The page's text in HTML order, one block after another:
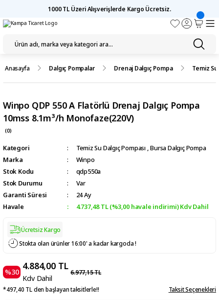
1000 TL Üzeri Alışverişlerde Kargo Ücretsiz.
Anasayfa Dalgıç Pompalar Drenaj Dalgıç Pompa Temiz Su
Winpo QDP 550 A Flatörlü Drenaj Dalgıç Pompa
10mss 8.1m³/h Monofaze(220V)
(0)
Kategori Temiz Su Dalgıç Pompası ,Bursa Dalgıç Pompa
Marka
Winpo
Stok Kodu
qdp550a
Stok Durumu
Var
Garanti Süresi
24 Ay
Havale
4.737,48 TL (%3,00 havale indirimi) Kdv Dahil
Ücretsiz Kargo
Stokta olan ürünler 16:00' a kadar kargoda !
%30
4.884,00 TL
Kdv Dahil
6.977,15 TL
*497,40 TL den başlayan taksitlerle!! Taksit Seçenekleri